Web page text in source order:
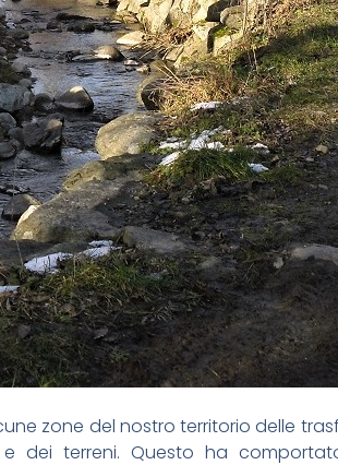
zone del nostro territorio delle
dei terreni. Questo ha